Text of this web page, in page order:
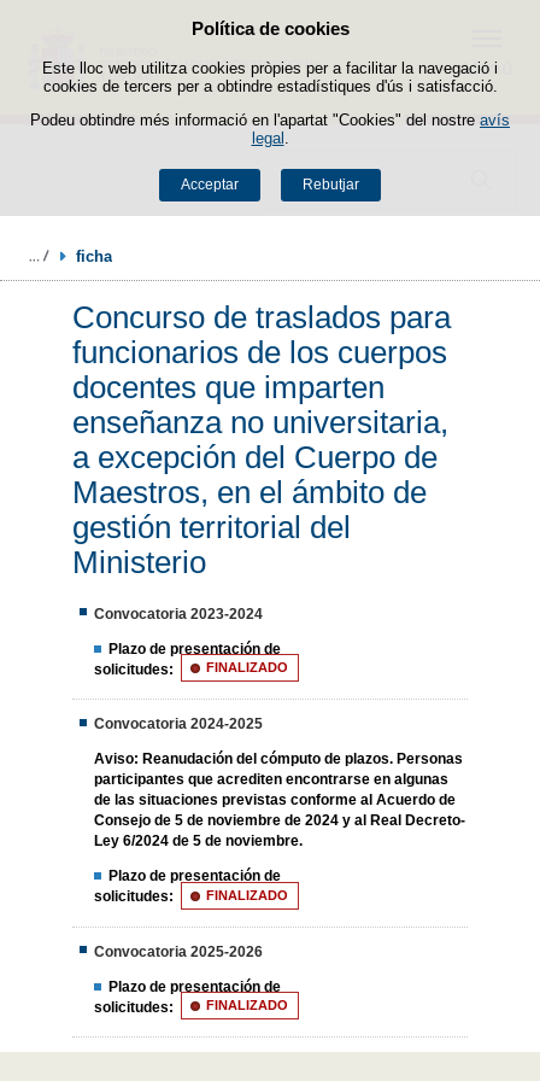
Política de cookies
Este lloc web utilitza cookies pròpies per a facilitar la navegació i
cookies de tercers per a obtindre estadístiques d'ús i satisfacció.
Podeu obtindre més informació en l'apartat "Cookies" del nostre avís
legal
Acceptar Rebutjar
Passar al contingut
Buscador
Menú
ficha
Concurso de traslados para
funcionarios de los cuerpos
docentes que imparten
enseñanza no universitaria,
a excepción del Cuerpo de
Maestros, en el ámbito de
gestión territorial del
Ministerio
Convocatoria 2023-2024
Plazo de presentación de
solicitudes:
FINALIZADO
Convocatoria 2024-2025
Aviso: Reanudación del cómputo de plazos. Personas
participantes que acrediten encontrarse en algunas
de las situaciones previstas conforme al Acuerdo de
Consejo de 5 de noviembre de 2024 y al Real Decreto-
Ley 6/2024 de 5 de noviembre.
Plazo de presentación de
solicitudes:
FINALIZADO
Convocatoria 2025-2026
Plazo de presentación de
solicitudes:
FINALIZADO